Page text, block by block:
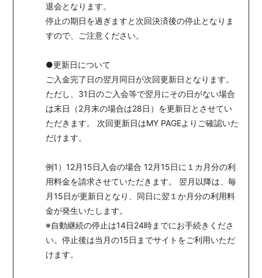
退会となります。
停止の期日を過ぎますと次回決済後の停止となりま
すので、ご注意ください。
●更新日について
ご入金完了日の翌月同日が次回更新日となります。
ただし、31日のご入会等で翌月にその日がない場合
は末日（2月末の場合は28日）を更新日とさせてい
ただきます。 次回更新日はMY PAGEよりご確認いた
だけます。
例1）12月15日入会の場合 12月15日に１カ月分の利
用料金を請求させていただきます。 翌月以降は、毎
月15日が更新日となり、同日に翌１か月分の利用料
金が発生いたします。
※自動継続の停止は14日24時までにお手続きくださ
い。停止後は当月の15日までサイトをご利用いただ
けます。